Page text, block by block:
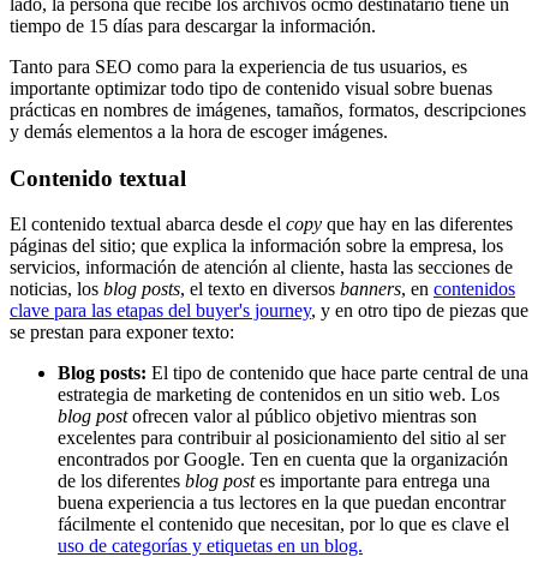
lado, la persona que recibe los archivos ocmo destinatario tiene un
tiempo de 15 días para descargar la información.
Tanto para SEO como para la experiencia de tus usuarios, es
importante optimizar todo tipo de contenido visual sobre buenas
prácticas en nombres de imágenes, tamaños, formatos, descripciones
y demás elementos a la hora de escoger imágenes.
Contenido textual
El contenido textual abarca desde el copy que hay en las diferentes
páginas del sitio; que explica la información sobre la empresa, los
servicios, información de atención al cliente, hasta las secciones de
noticias, los blog posts, el texto en diversos banners, en contenidos
clave para las etapas del buyer's journey, y en otro tipo de piezas que
se prestan para exponer texto:
Blog posts: El tipo de contenido que hace parte central de una
estrategia de marketing de contenidos en un sitio web. Los
blog postofrecen valor al público objetivo mientras son
excelentes para contribuir al posicionamiento del sitio al ser
encontrados por Google. Ten en cuenta que la organización
de los diferentes blog postes importante para entrega una
buena experiencia a tus lectores en la que puedan encontrar
fácilmente el contenido que necesitan, por lo que es clave el
uso de categorías y etiquetas en un blog.